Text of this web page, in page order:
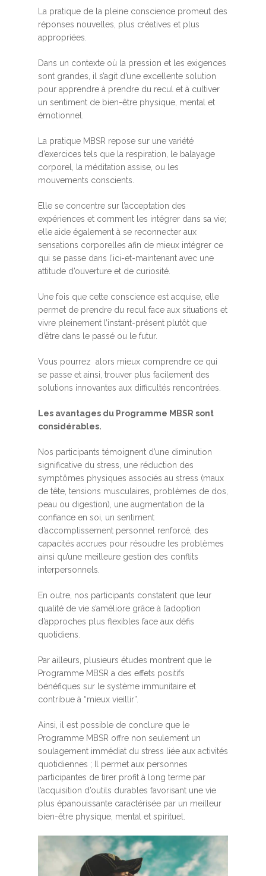
La pratique de la pleine conscience promeut des
réponses nouvelles, plus créatives et plus
appropriées.
Dans un contexte où la pression et les exigences
sont grandes, il s’agit d’une excellente solution
pour apprendre à prendre du recul et à cultiver
un sentiment de bien-être physique, mental et
émotionnel.
La pratique MBSR repose sur une variété
d’exercices tels que la respiration, le balayage
corporel, la méditation assise, ou les
mouvements conscients.
Elle se concentre sur l’acceptation des
expériences et comment les intégrer dans sa vie;
elle aide également à se reconnecter aux
sensations corporelles afin de mieux intégrer ce
qui se passe dans l’ici-et-maintenant avec une
attitude d’ouverture et de curiosité.
Une fois que cette conscience est acquise, elle
permet de prendre du recul face aux situations et
vivre pleinement l’instant-présent plutôt que
d’être dans le passé ou le futur.
Vous pourrez alors mieux comprendre ce qui
se passe et ainsi, trouver plus facilement des
solutions innovantes aux difficultés rencontrées.
Les avantages du Programme MBSR sont
considérables.
Nos participants témoignent d’une diminution
significative du stress, une réduction des
symptômes physiques associés au stress (maux
de tête, tensions musculaires, problèmes de dos,
peau ou digestion), une augmentation de la
confiance en soi, un sentiment
d’accomplissement personnel renforcé, des
capacités accrues pour résoudre les problèmes
ainsi qu’une meilleure gestion des conflits
interpersonnels.
En outre, nos participants constatent que leur
qualité de vie s’améliore grâce à l’adoption
d’approches plus flexibles face aux défis
quotidiens.
Par ailleurs, plusieurs études montrent que le
Programme MBSR a des effets positifs
bénéfiques sur le système immunitaire et
contribue à “mieux vieillir”.
Ainsi, il est possible de conclure que le
Programme MBSR offre non seulement un
soulagement immédiat du stress liée aux activités
quotidiennes ; Il permet aux personnes
participantes de tirer profit à long terme par
l’acquisition d’outils durables favorisant une vie
plus épanouissante caractérisée par un meilleur
bien-être physique, mental et spirituel.